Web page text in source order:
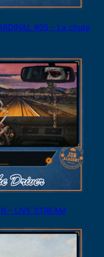
#05 – La chute
– LIVE STREAM